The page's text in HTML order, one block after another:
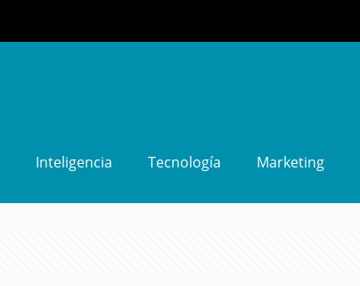
Inteligencia Tecnología Marketing